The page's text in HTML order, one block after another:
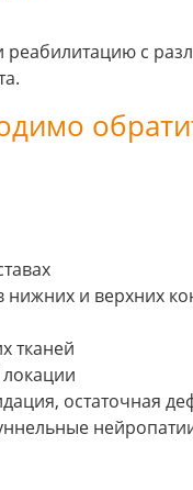
реабилитацию с
и верхних
тканей
остаточная